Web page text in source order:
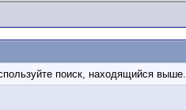
поиск, находящийся выше.